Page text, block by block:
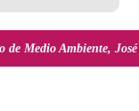
Ambiente, José